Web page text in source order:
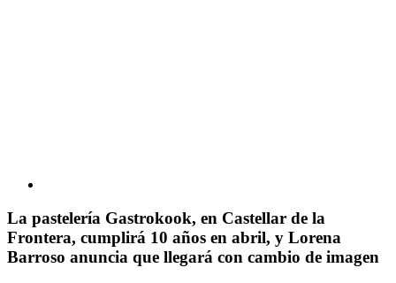
La pastelería Gastrokook, en Castellar de la
Frontera, cumplirá 10 años en abril, y Lorena
Barroso anuncia que llegará con cambio de imagen